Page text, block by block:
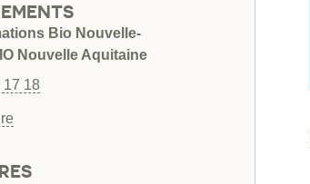
Bio Nouvelle-
Nouvelle Aquitaine
17 18